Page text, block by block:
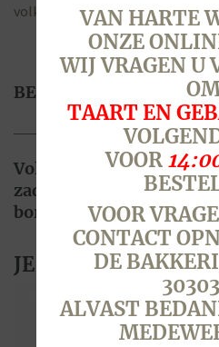
volkoren
BESCHRIJVING
Volkorenstengel met
zaden en keltisch zout –
borrelplank
JE ZOU OOK
VAN HARTE
ONZE
WIJ VRAGEN U
TAART EN
VOOR
VOOR
CONTACT
DE
ALVAST